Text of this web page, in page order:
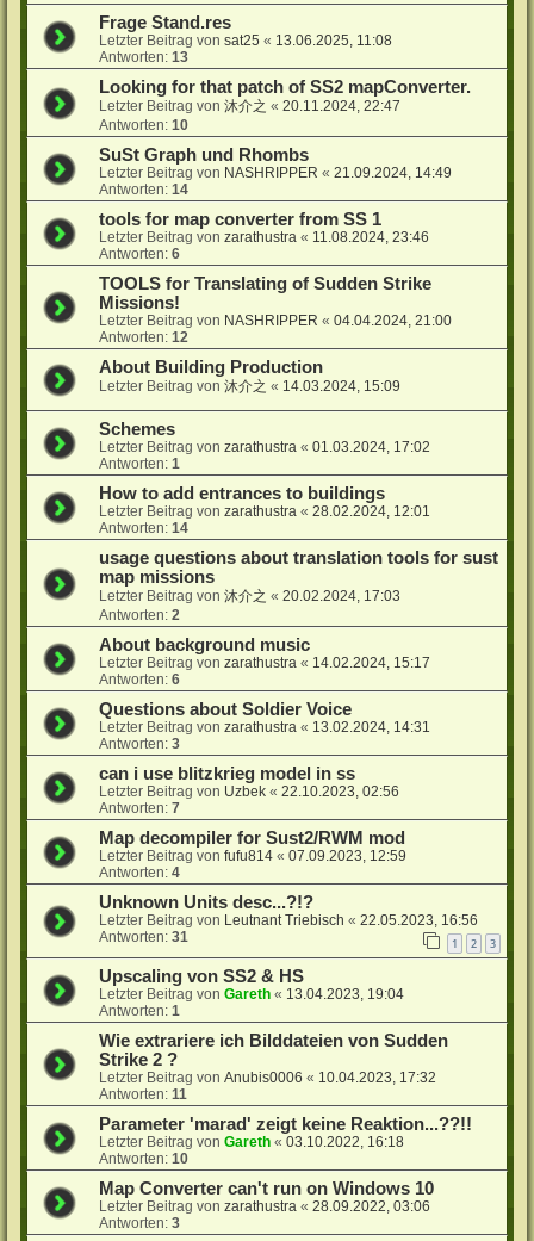
Frage Stand.res
Letzter Beitrag vonsat25 « 13.06.2025, 11:08
Antworten:13
Looking for that patch of SS2 mapConverter.
Letzter Beitrag von沐介之 «20.11.2024, 22:47
Antworten:10
SuSt Graph und Rhombs
Letzter Beitrag von NASHRIPPER «21.09.2024, 14:49
Antworten:14
tools for map converter from SS 1
Letzter Beitrag vonzarathustra « 11.08.2024, 23:46
Antworten:6
TOOLS for Translating of Sudden Strike
Missions!
Letzter Beitrag von NASHRIPPER «04.04.2024, 21:00
Antworten:12
About Building Production
Letzter Beitrag von沐介之 « 14.03.2024, 15:09
Schemes
Letzter Beitrag vonzarathustra «01.03.2024, 17:02
Antworten:1
How to add entrances to buildings
Letzter Beitrag vonzarathustra «28.02.2024, 12:01
Antworten:14
usage questions about translation tools for sust
map missions
Letzter Beitrag von沐介之 «20.02.2024, 17:03
Antworten:2
About background music
Letzter Beitrag vonzarathustra « 14.02.2024, 15:17
Antworten:6
Questions about Soldier Voice
Letzter Beitrag vonzarathustra « 13.02.2024, 14:31
Antworten:3
can i use blitzkrieg model in ss
Letzter Beitrag von Uzbek «22.10.2023, 02:56
Antworten:7
Map decompiler for Sust2/RWM mod
Letzter Beitrag vonfufu814 «07.09.2023, 12:59
Antworten:4
Unknown Units desc...?!?
Letzter Beitrag von Leutnant Triebisch «22.05.2023, 16:56
Antworten:31 1 2 3
Upscaling von SS2 & HS
Letzter Beitrag vonGareth « 13.04.2023, 19:04
Antworten:1
Wie extrariere ich Bilddateien von Sudden
Strike 2 ?
Letzter Beitrag vonAnubis0006 « 10.04.2023, 17:32
Antworten:11
Parameter 'marad' zeigt keine Reaktion...??!!
Letzter Beitrag vonGareth «03.10.2022, 16:18
Antworten:10
Map Converter can't run on Windows 10
Letzter Beitrag vonzarathustra «28.09.2022, 03:06
Antworten:3